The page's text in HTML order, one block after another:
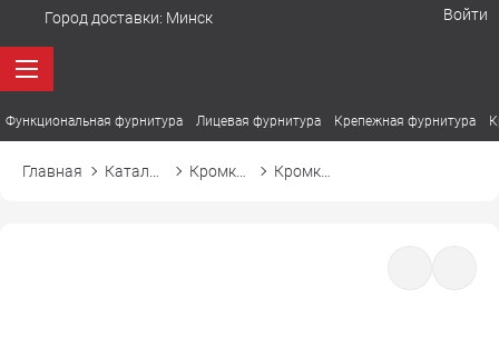
Город доставки: Минск Войти
Функциональная фурнитура Лицевая фурнитура Крепежная фурнитура
Главная